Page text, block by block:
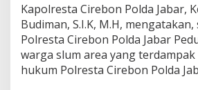
a
R
a
w
a
g
Kapolresta Cirebon Polda Jabar,
Budiman, S.I.K, M.H,
Polresta Cirebon Polda Jabar
warga slum area yang terdampak
hukum Polresta Cirebon Polda